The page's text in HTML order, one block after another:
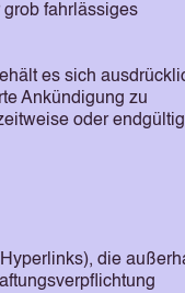
fahrlässiges
es sich
Ankündigung zu
oder endgültig
die